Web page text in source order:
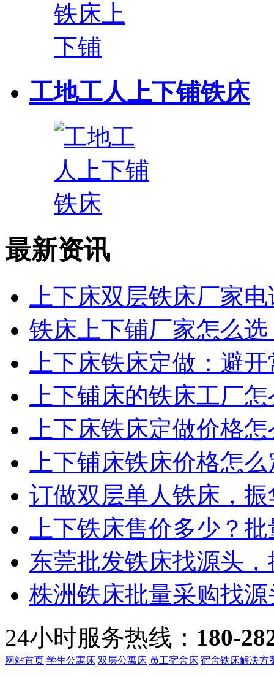
工地工人上下铺铁床
最新资讯
上下床双层铁床厂家
铁床上下铺厂家怎么
上下床铁床定做：避
上下铺床的铁床工厂
上下床铁床定做价格
上下铺床铁床价格怎
订做双层单人铁床，
上下铁床售价多少？
东莞批发铁床找源头
株洲铁床批量采购找
24小时服务热线： 180-
网站首页 学生公寓床 双层公寓床 员工宿舍床 宿舍铁床解决方